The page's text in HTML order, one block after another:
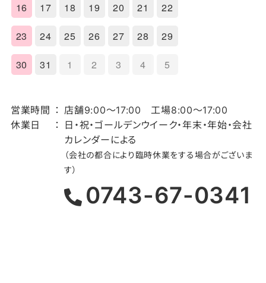
16 17 18 19 20 21 22
23 24 25 26 27 28 29
30 31 1 2 3 4 5
営業時間
店舗9:00～17:00 工場8:00～17:00
休業日
日・祝・ゴールデンウイーク・年末・年始・会社
カレンダーによる
（会社の都合により臨時休業をする場合がございま
す）
0743-67-0341